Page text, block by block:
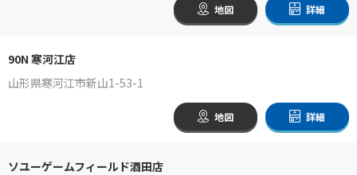
地図 詳細
90N 寒河江店
山形県寒河江市新山1-53-1
地図 詳細
ソユーゲームフィールド酒田店